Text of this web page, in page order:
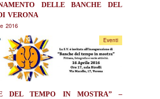
DELLE BANCHE DEL
VERONA
2016
DEL TEMPO IN MOSTRA” –
Eventi